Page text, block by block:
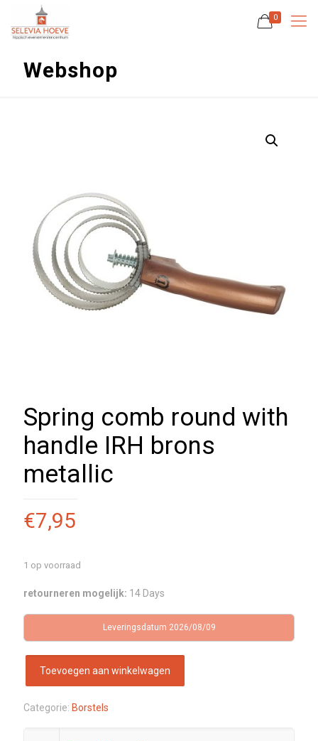
0
Webshop
Spring comb round with
handle IRH brons
metallic
€7,95
1 op voorraad
retourneren mogelijk: 14 Days
Leveringsdatum 2026/08/09
Toevoegen aan winkelwagen
Categorie: Borstels